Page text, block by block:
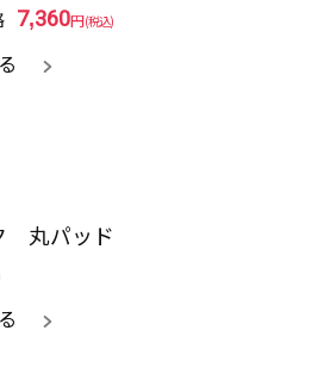
ーバストの位置などピッタリ
のが良い。
快適です。
7,360円(税込)
丸パッド